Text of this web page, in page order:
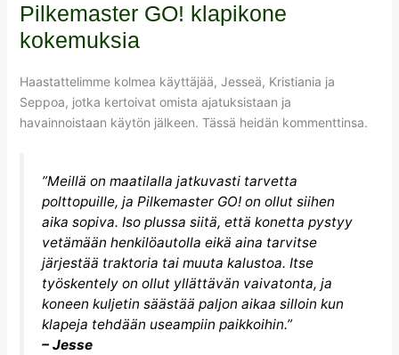
Pilkemaster GO! klapikone
kokemuksia
Haastattelimme kolmea käyttäjää, Jesseä, Kristiania ja
Seppoa, jotka kertoivat omista ajatuksistaan ja
havainnoistaan käytön jälkeen. Tässä heidän kommenttinsa.
”Meillä on maatilalla jatkuvasti tarvetta
polttopuille, ja Pilkemaster GO! on ollut siihen
aika sopiva. Iso plussa siitä, että konetta pystyy
vetämään henkilöautolla eikä aina tarvitse
järjestää traktoria tai muuta kalustoa. Itse
työskentely on ollut yllättävän vaivatonta, ja
koneen kuljetin säästää paljon aikaa silloin kun
klapeja tehdään useampiin paikkoihin.”
– Jesse